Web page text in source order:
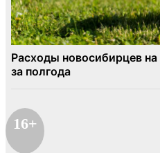
16+